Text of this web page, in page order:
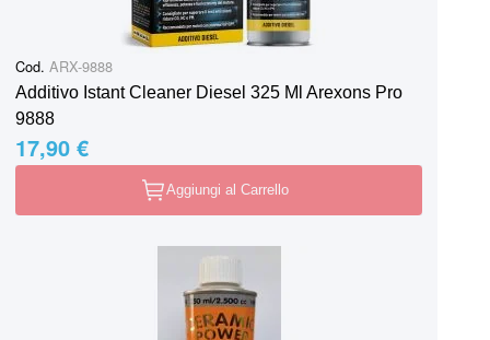
Cod. ARX-9888
Additivo Istant Cleaner Diesel 325 Ml Arexons Pro
9888
17,90 €
Aggiungi al Carrello